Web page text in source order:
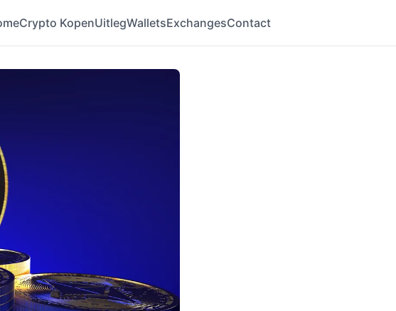
Crypto KopenUitlegWalletsExchangesContact